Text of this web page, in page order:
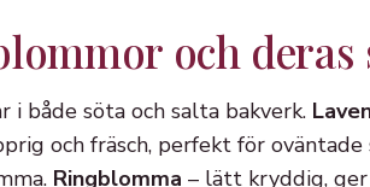
och deras
i både söta och salta bakverk.
och fräsch, perfekt för
Ringblomma – lätt kryddig,